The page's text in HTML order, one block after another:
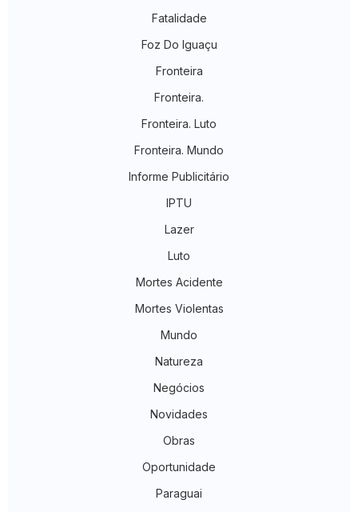
Fatalidade
Foz Do Iguaçu
Fronteira
Fronteira.
Fronteira. Luto
Fronteira. Mundo
Informe Publicitário
IPTU
Lazer
Luto
Mortes Acidente
Mortes Violentas
Mundo
Natureza
Negócios
Novidades
Obras
Oportunidade
Paraguai